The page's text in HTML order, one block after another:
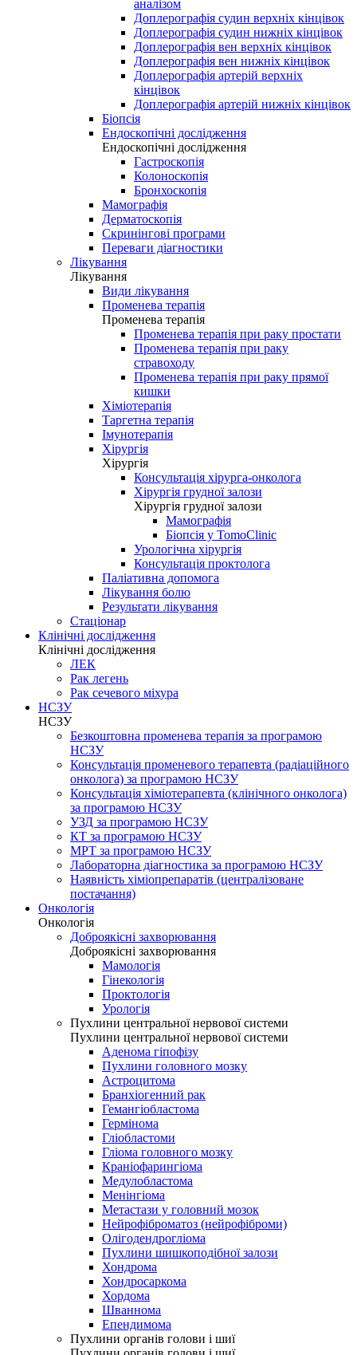
аналізом
Доплерографія судин верхніх кінцівок
Доплерографія судин нижніх кінцівок
Доплерографія вен верхніх кінцівок
Доплерографія вен нижніх кінцівок
Доплерографія артерій верхніх
кінцівок
Доплерографія артерій нижніх кінцівок
Біопсія
Ендоскопічні дослідження
Ендоскопічні дослідження
Гастроскопія
Колоноскопія
Бронхоскопія
Мамографія
Дерматоскопія
Скринінгові програми
Переваги діагностики
Лікування
Лікування
Види лікування
Променева терапія
Променева терапія
Променева терапія при раку простати
Променева терапія при раку
стравоходу
Променева терапія при раку прямої
кишки
Хіміотерапія
Таргетна терапія
Імунотерапія
Хірургія
Хірургія
Консультація хірурга-онколога
Хірургія грудної залози
Хірургія грудної залози
Мамографія
Біопсія у TomoClinic
Урологічна хірургія
Консультація проктолога
Паліативна допомога
Лікування болю
Результати лікування
Стаціонар
Клінічні дослідження
Клінічні дослідження
ЛЕК
Рак легень
Рак сечевого міхура
НСЗУ
НСЗУ
Безкоштовна променева терапія за програмою
НСЗУ
Консультація променевого терапевта (радіаційного
онколога) за програмою НСЗУ
Консультація хіміотерапевта (клінічного онколога)
за програмою НСЗУ
УЗД за програмою НСЗУ
КТ за програмою НСЗУ
МРТ за програмою НСЗУ
Лабораторна діагностика за програмою НСЗУ
Наявність хіміопрепаратів (централізоване
постачання)
Онкологія
Онкологія
Доброякісні захворювання
Доброякісні захворювання
Мамологія
Гінекологія
Проктологія
Урологія
Пухлини центральної нервової системи
Пухлини центральної нервової системи
Аденома гіпофізу
Пухлини головного мозку
Астроцитома
Бранхіогенний рак
Гемангіобластома
Гермінома
Гліобластоми
Гліома головного мозку
Краніофарингіома
Медулобластома
Менінгіома
Метастази у головний мозок
Нейрофіброматоз (нейрофіброми)
Олігодендрогліома
Пухлини шишкоподібної залози
Хондрома
Хондросаркома
Хордома
Шваннома
Епендимома
Пухлини органів голови і шиї